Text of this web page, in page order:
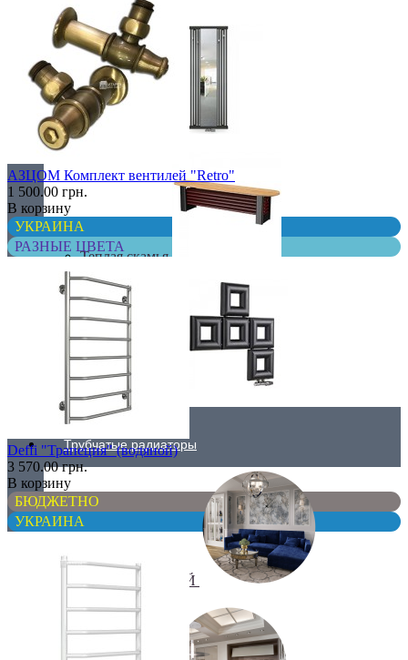
С зеркалом
Теплая скамья
Эксклюзивные
Трубчатые радиаторы
ДЛЯ ГОСТИНОЙ
АЗЦОМ Комплект вентилей "Retro"
1 500.00 грн.
В корзину
УКРАИНА
РАЗНЫЕ ЦВЕТА
Deffi "Трапеция" (водяной)
3 570.00 грн.
В корзину
БЮДЖЕТНО
УКРАИНА